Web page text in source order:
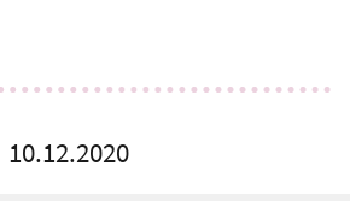
10.12.2020